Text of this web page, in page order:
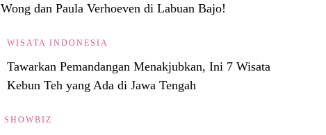
Wong dan Paula Verhoeven di Labuan Bajo!
WISATA INDONESIA
Tawarkan Pemandangan Menakjubkan, Ini 7 Wisata
Kebun Teh yang Ada di Jawa Tengah
SHOWBIZ